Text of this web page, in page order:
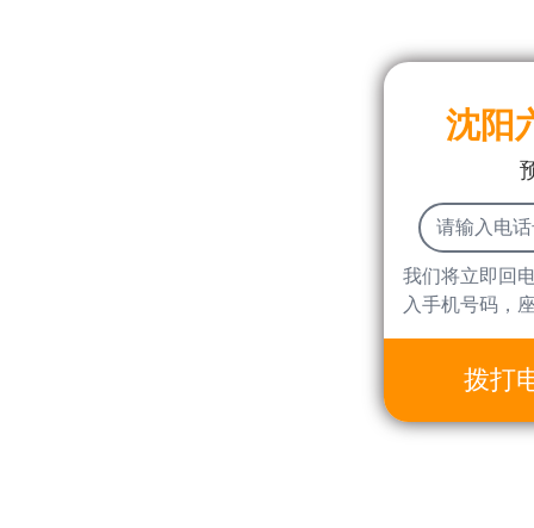
沈阳
我们将立即回
入手机号码，
拨打